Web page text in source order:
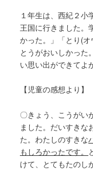
ツ
へ
移
動
へ
移
動
１年生は、西紀２小
王国に行きました。
かった。」「とり(
とうがおいしかった
い思い出ができてよ
【児童の感想より】
〇きょう、こうがい
ました。だいすきな
た。わたしのすきな
もしろかったです。
けて、とてもたのし